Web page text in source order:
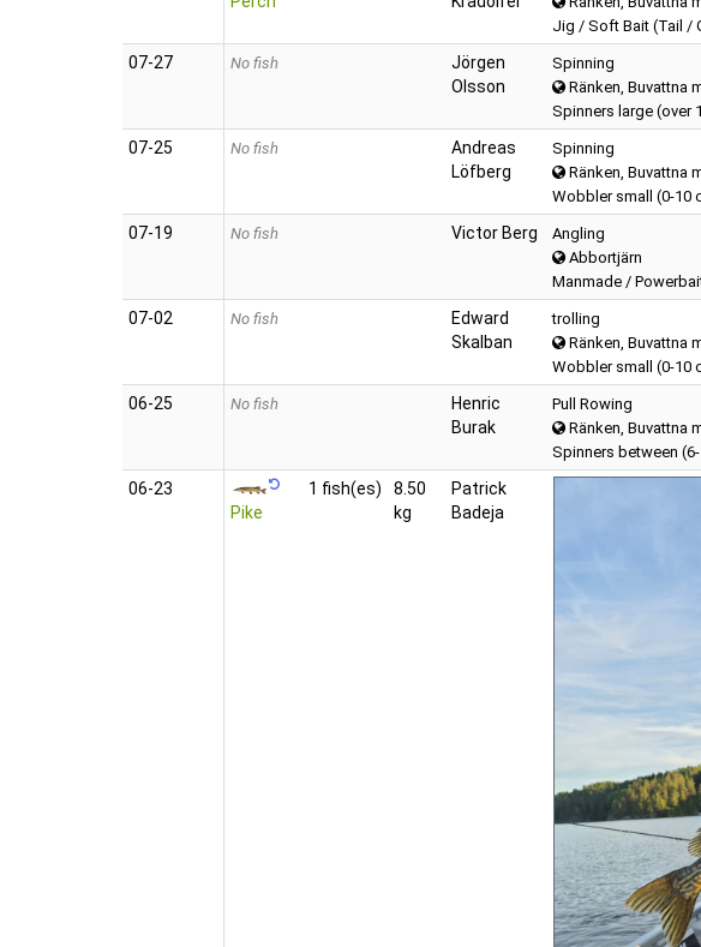
Jig / Soft Bait (Tail /
07‑27 No fish
Jörgen
Olsson
Spinning
Ränken, Buvattna
Spinners large (over
07‑25 No fish
Andreas
Löfberg
Spinning
Ränken, Buvattna
Wobbler small (0-10
07‑19 No fish Victor Berg
Angling
Abbortjärn
Manmade /
07‑02 No fish
Edward
Skalban
trolling
Ränken, Buvattna
Wobbler small (0-10
06‑25 No fish
Henric
Burak
Pull Rowing
Ränken, Buvattna
Spinners between
06‑23
Pike
1 fish(es)
8.50
kg
Patrick
Badeja